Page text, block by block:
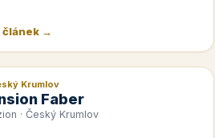
článek →
článekKrumlov
Faber
· Český Krumlov